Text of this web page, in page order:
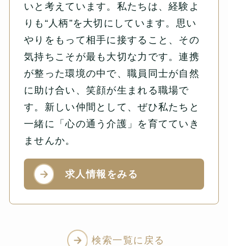
いと考えています。私たちは、経験よ
りも“人柄”を大切にしています。思い
やりをもって相手に接すること、その
気持ちこそが最も大切な力です。連携
が整った環境の中で、職員同士が自然
に助け合い、笑顔が生まれる職場で
す。新しい仲間として、ぜひ私たちと
一緒に「心の通う介護」を育てていき
ませんか。
求人情報をみる
検索一覧に戻る